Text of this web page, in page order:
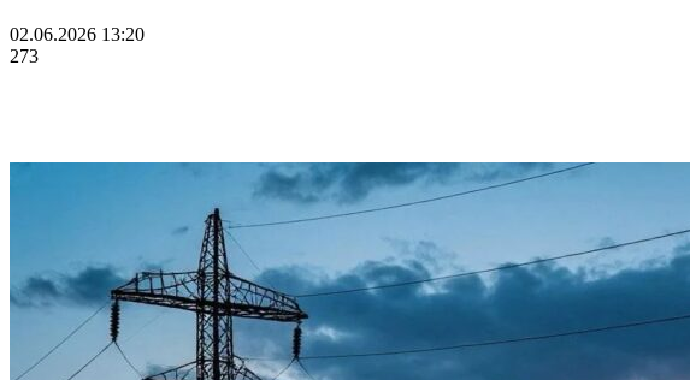
02.06.2026 13:20
273